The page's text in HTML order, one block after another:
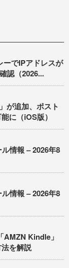
ーでIPアドレスが
認（2026...
が追加、ポスト
に（iOS版）
情報 – 2026年8
情報 – 2026年8
Kindle」
を解説